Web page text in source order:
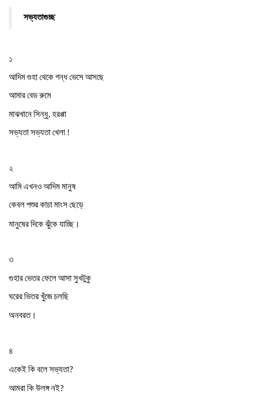
সভ্যতাগুচ্ছ
১
আদিমগুহাথেকেগন্ধভেসেআসছে
আমারবেডরুমে
মাঝখানেসিন্ধু, হরপ্পা
সভ্যতাসভ্যতাখেলা !
২
আমিএখনওআদিমমানুষ
কেবলপশুরকাচামাংসছেড়ে
মানুষেরদিকেঝুঁকেযাচ্ছি ।
৩
গুহারভেতরফেলেআসাসুখটুকু
ঘরেরভিতরখুঁজেচলছি
অনবরত।
৪
একেইকিবলেসভ্যতা?
আমরাকিউলঙ্গনই?